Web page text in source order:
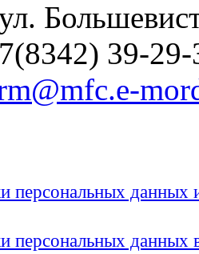
39-29-
персональных
персональных